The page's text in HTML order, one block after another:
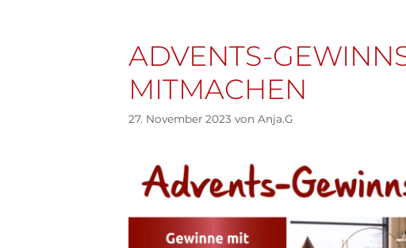
ADVENTS-
MITMACHEN
27. November 2023 von Anja.G